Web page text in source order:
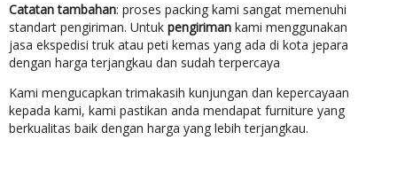
Catatan tambahan: proses packing kami sangat memenuhi
standart pengiriman. Untuk pengiriman kami menggunakan
jasa ekspedisi truk atau peti kemas yang ada di kota jepara
dengan harga terjangkau dan sudah terpercaya
Kami mengucapkan trimakasih kunjungan dan kepercayaan
kepada kami, kami pastikan anda mendapat furniture yang
berkualitas baik dengan harga yang lebih terjangkau.